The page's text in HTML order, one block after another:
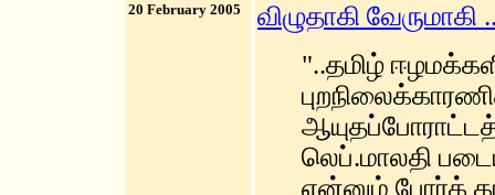
20 February 2005
விழுதாகி
"..தமிழ்
லெப்.மாலதி
என்னும் போர்க்